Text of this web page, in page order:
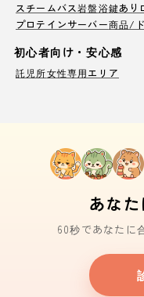
スチームバス岩盤浴鍵あり
プロテインサーバー商品/
初心者向け・安心感
託児所女性専用エリア
あな
60秒であなたに